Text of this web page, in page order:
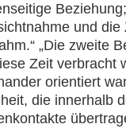
und die
„Die zweite
Zeit verbracht
orientiert
die innerhalb